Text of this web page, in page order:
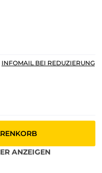
INFOMAIL BEI REDUZIERUNG
ANZEIGEN